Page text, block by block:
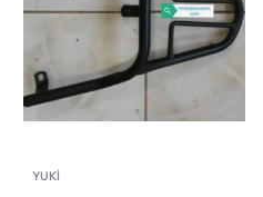
YUKİ